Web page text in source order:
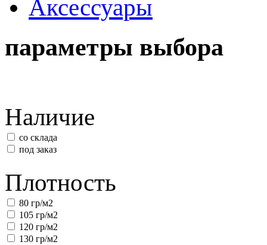
Аксессуары
параметры выбора
Наличие
со склада
под заказ
Плотность
80 гр/м2
105 гр/м2
120 гр/м2
130 гр/м2